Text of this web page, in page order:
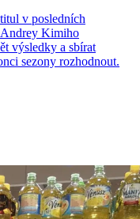
v posledních
Andrey Kimiho
výsledky a sbírat
sezony rozhodnout.